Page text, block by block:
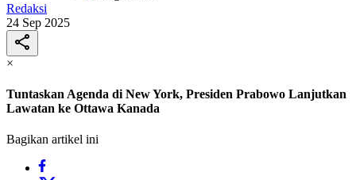
Redaksi
24 Sep 2025
×
Tuntaskan Agenda di New York, Presiden Prabowo Lanjutkan
Lawatan ke Ottawa Kanada
Bagikan artikel ini